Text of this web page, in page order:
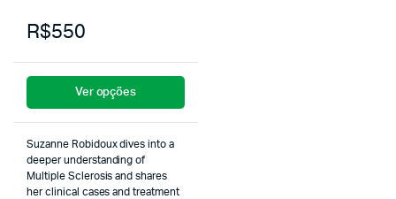
R$550
Ver opções
Suzanne Robidoux dives into a
deeper understanding of
Multiple Sclerosis and shares
her clinical cases and treatment